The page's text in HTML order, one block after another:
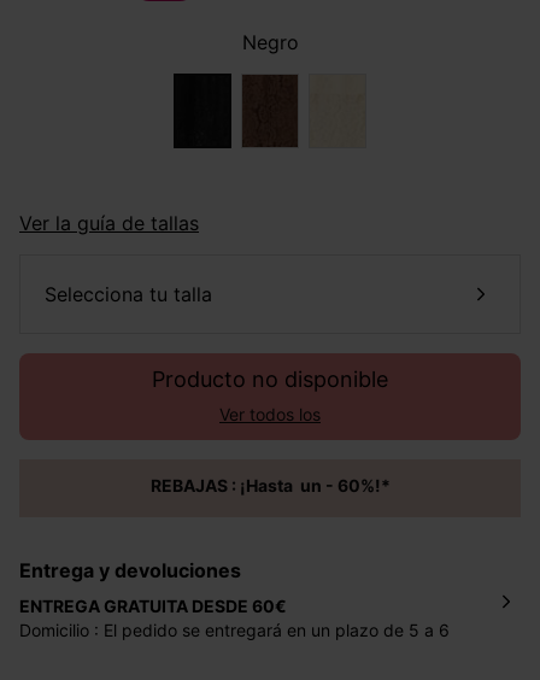
Negro
Ver la guía de tallas
selecciona tu talla
Producto no disponible
Ver todos los
REBAJAS : ¡Hasta un - 60%!*
Entrega y devoluciones
ENTREGA GRATUITA DESDE 60€
Domicilio : El pedido se entregará en un plazo de 5 a 6